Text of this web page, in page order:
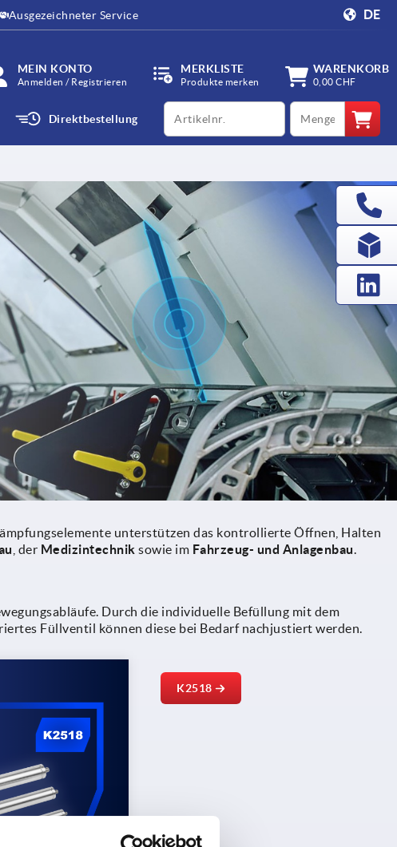
Ausgezeichneter Service DE
MEIN KONTO
Anmelden / Registrieren
MERKLISTE
Produkte merken
WARENKORB
0,00 CHF
Direktbestellung
productCode qty
unterstützen das kontrollierte Öffnen, Halten
, der Medizintechnik sowie im Fahrzeug- und Anlagenbau.
Durch die individuelle Befüllung mit dem
Füllventil können diese bei Bedarf nachjustiert werden.
K2518